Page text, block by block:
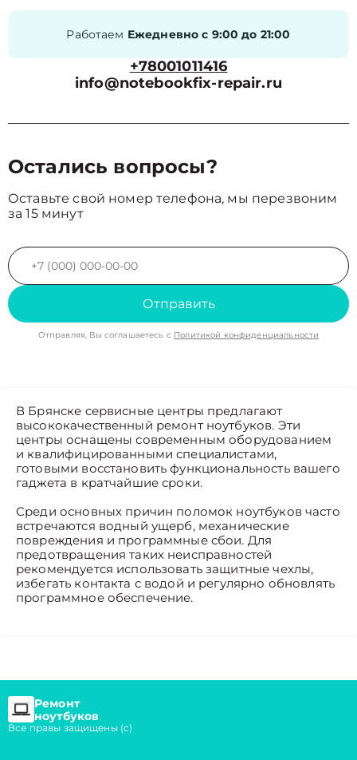
Работаем Ежедневно с 9:00 до 21:00
+78001011416
info@notebookfix-repair.ru
Остались вопросы?
Оставьте свой номер телефона, мы перезвоним
за 15 минут
Отправить
Отправляя, Вы соглашаетесь с Политикой конфиденциальности
В Брянске сервисные центры предлагают
высококачественный ремонт ноутбуков. Эти
центры оснащены современным оборудованием
и квалифицированными специалистами,
готовыми восстановить функциональность вашего
гаджета в кратчайшие сроки.
Среди основных причин поломок ноутбуков часто
встречаются водный ущерб, механические
повреждения и программные сбои. Для
предотвращения таких неисправностей
рекомендуется использовать защитные чехлы,
избегать контакта с водой и регулярно обновлять
программное обеспечение.
Ремонт
ноутбуков
Все правы защищены (с)